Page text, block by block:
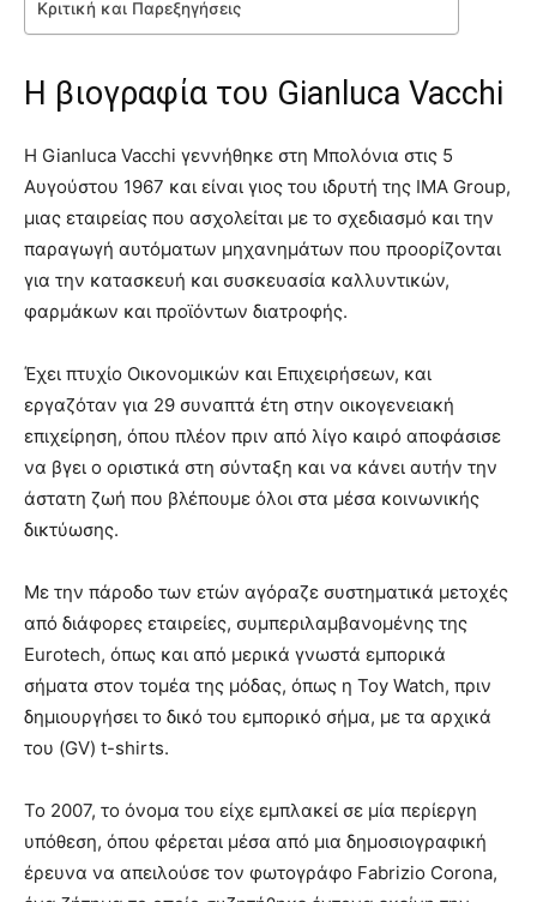
Κριτική και Παρεξηγήσεις
Η βιογραφία του Gianluca Vacchi
Η Gianluca Vacchi γεννήθηκε στη Μπολόνια στις 5
Αυγούστου 1967 και είναι γιος του ιδρυτή της IMA Group,
μιας εταιρείας που ασχολείται με το σχεδιασμό και την
παραγωγή αυτόματων μηχανημάτων που προορίζονται
για την κατασκευή και συσκευασία καλλυντικών,
φαρμάκων και προϊόντων διατροφής.
Έχει πτυχίο Οικονομικών και Επιχειρήσεων, και
εργαζόταν για 29 συναπτά έτη στην οικογενειακή
επιχείρηση, όπου πλέον πριν από λίγο καιρό αποφάσισε
να βγει ο οριστικά στη σύνταξη και να κάνει αυτήν την
άστατη ζωή που βλέπουμε όλοι στα μέσα κοινωνικής
δικτύωσης.
Με την πάροδο των ετών αγόραζε συστηματικά μετοχές
από διάφορες εταιρείες, συμπεριλαμβανομένης της
Eurotech, όπως και από μερικά γνωστά εμπορικά
σήματα στον τομέα της μόδας, όπως η Toy Watch, πριν
δημιουργήσει το δικό του εμπορικό σήμα, με τα αρχικά
του (GV) t-shirts.
Το 2007, το όνομα του είχε εμπλακεί σε μία περίεργη
υπόθεση, όπου φέρεται μέσα από μια δημοσιογραφική
έρευνα να απειλούσε τον φωτογράφο Fabrizio Corona,